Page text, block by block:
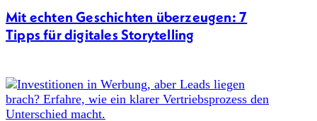
Mit echten Geschichten überzeugen: 7
Tipps für digitales Storytelling